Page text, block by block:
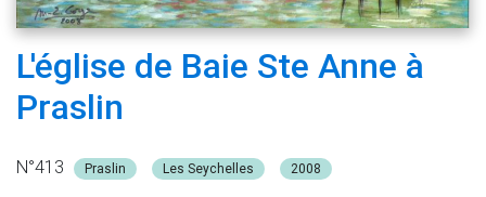
L'église de Baie Ste Anne à
Praslin
N°413 Praslin Les Seychelles 2008